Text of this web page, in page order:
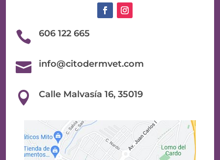
 606 122 665
 info@citodermvet.com
 Calle Malvasía 16, 35019